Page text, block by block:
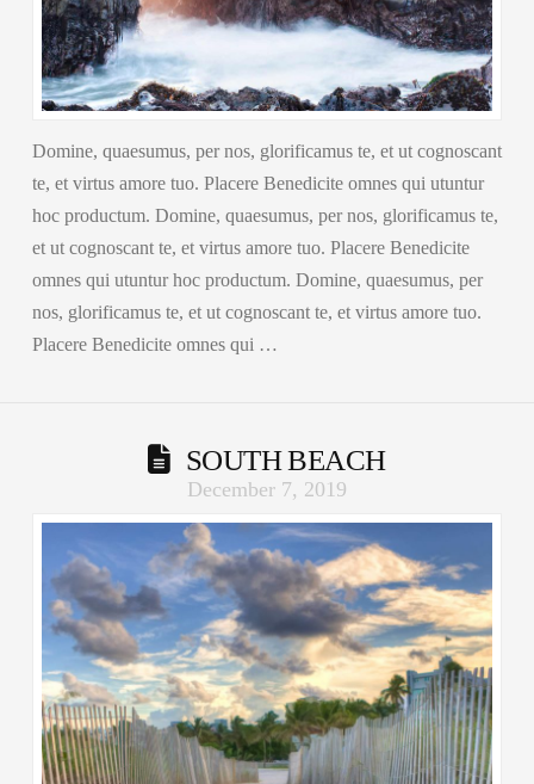
Domine, quaesumus, per nos, glorificamus te, et ut cognoscant
te, et virtus amore tuo. Placere Benedicite omnes qui utuntur
hoc productum. Domine, quaesumus, per nos, glorificamus te,
et ut cognoscant te, et virtus amore tuo. Placere Benedicite
omnes qui utuntur hoc productum. Domine, quaesumus, per
nos, glorificamus te, et ut cognoscant te, et virtus amore tuo.
Placere Benedicite omnes qui …
SOUTH BEACH
December 7, 2019